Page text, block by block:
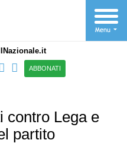
IlNazionale.it
ABBONATI
contro Lega e
partito